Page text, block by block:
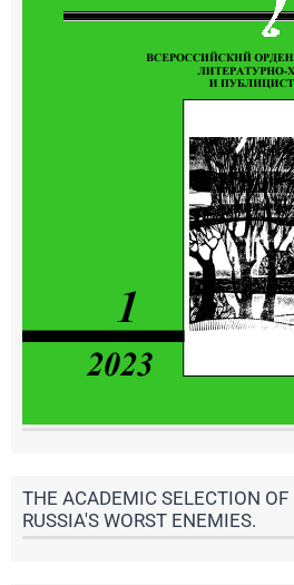
THE ACADEMIC SELECTION OF
RUSSIA'S WORST ENEMIES.